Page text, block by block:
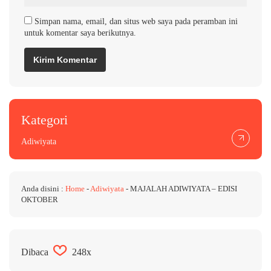
Simpan nama, email, dan situs web saya pada peramban ini
untuk komentar saya berikutnya.
Kategori
Adiwiyata
Anda disini : Home -Adiwiyata - MAJALAH ADIWIYATA – EDISI
OKTOBER
Dibaca 248x